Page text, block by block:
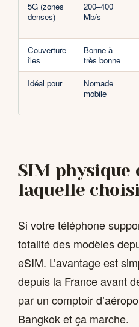
5G (zones
denses)
200–400
Mb/s
Couverture
îles
Bonne à
très bonne
Idéal pour
Nomade
mobile
SIM physique
laquelle
Si votre téléphone
totalité des modèles
eSIM. L’avantage est
depuis la France avant
par un comptoir
Bangkok et ça marche.